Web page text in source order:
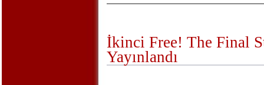
İkinci Free! The Final
Yayınlandı